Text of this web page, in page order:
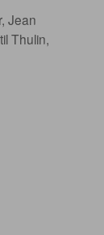
Jean
Thulin,